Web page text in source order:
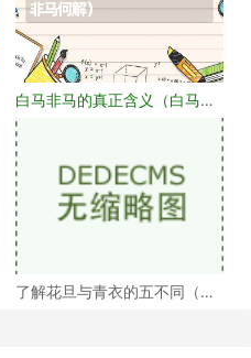
白马非马的真正含义（白马非
了解花旦与青衣的五不同（浅